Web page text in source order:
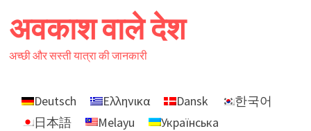
to
content
अवकाश वाले देश
अच्छी और सस्ती यात्रा की जानकारी
Deutsch Ελληνικα Dansk
한국어
日本語
Melayu
Українська